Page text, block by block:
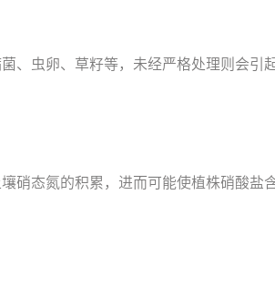
、虫卵、草籽等，未经严格处理则会
硝态氮的积累，进而可能使植株硝酸